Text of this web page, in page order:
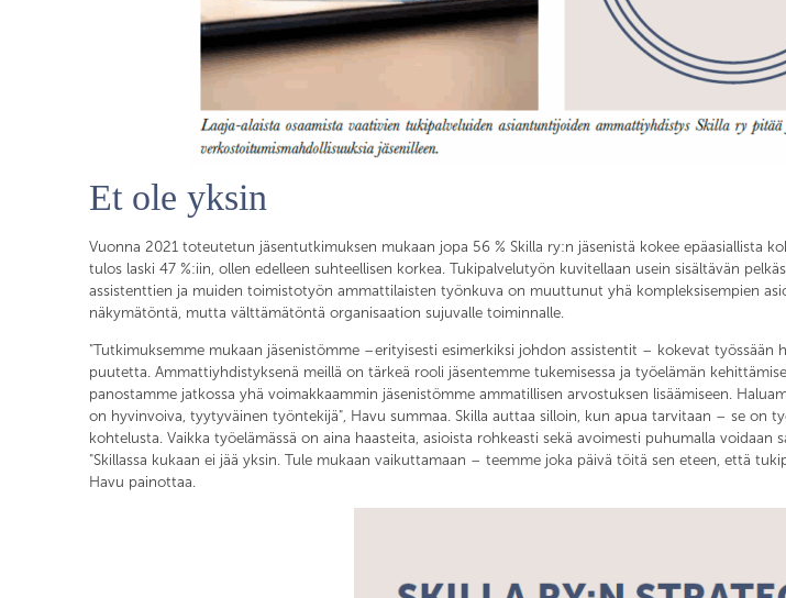
Et ole yksin
Vuonna 2021 toteutetun jäsentutkimuksen mukaan jopa 56 % Skilla ry:n jäsenistä kokee
tulos laski 47 %:iin, ollen edelleen suhteellisen korkea. Tukipalvelutyön kuvitellaan usein sisältävän
assistenttien ja muiden toimistotyön ammattilaisten työnkuva on muuttunut yhä kompleksisempien
näkymätöntä, mutta välttämätöntä organisaation sujuvalle toiminnalle.
"Tutkimuksemme mukaan jäsenistömme –erityisesti esimerkiksi johdon assistentit – kokevat
puutetta. Ammattiyhdistyksenä meillä on tärkeä rooli jäsentemme tukemisessa ja työelämän
panostamme jatkossa yhä voimakkaammin jäsenistömme ammatillisen arvostuksen lisäämiseen.
on hyvinvoiva, tyytyväinen työntekijä", Havu summaa. Skilla auttaa silloin, kun apua tarvitaan – se on
kohtelusta. Vaikka työelämässä on aina haasteita, asioista rohkeasti sekä avoimesti puhumalla
"Skillassa kukaan ei jää yksin. Tule mukaan vaikuttamaan – teemme joka päivä töitä sen eteen, että
Havu painottaa.